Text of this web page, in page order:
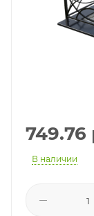
749.76
В наличии